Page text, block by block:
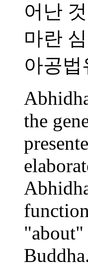
어난
마란
아공
the
"about"